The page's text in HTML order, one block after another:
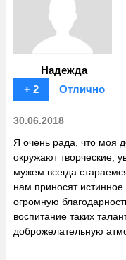
Надежда
+ 2
Отлично
30.06.2018
Я очень рада, что моя
окружают творческие,
мужем всегда
нам приносят истинное
огромную
воспитание таких
доброжелательную